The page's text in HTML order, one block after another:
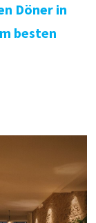
Döner in
besten